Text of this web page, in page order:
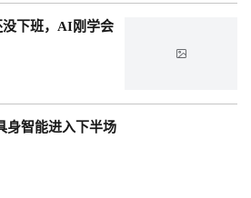
下班，AI刚学会

身智能进入下半场